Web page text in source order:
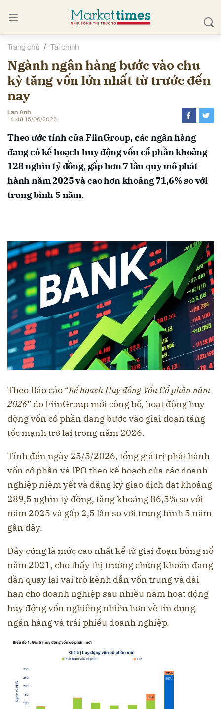
Trang chủ Tài chính
Ngành ngân hàng bước vào chu
kỳ tăng vốn lớn nhất từ trước đến
nay
Lan Anh
14:48 15/06/2026
Theo ước tính của FiinGroup, các ngân hàng
đang có kế hoạch huy động vốn cổ phần khoảng
128 nghìn tỷ đồng, gấp hơn 7 lần quy mô phát
hành năm 2025 và cao hơn khoảng 71,6% so với
trung bình 5 năm.
Theo Báo cáo “Kế hoạch Huy động Vốn Cổ phần năm
2026” do FiinGroup mới công bố, hoạt động huy
động vốn cổ phần đang bước vào giai đoạn tăng
tốc mạnh trở lại trong năm 2026.
Tính đến ngày 25/5/2026, tổng giá trị phát hành
vốn cổ phần và IPO theo kế hoạch của các doanh
nghiệp niêm yết và đăng ký giao dịch đạt khoảng
289,5 nghìn tỷ đồng, tăng khoảng 86,5% so với
năm 2025 và gấp 2,5 lần so với trung bình 5 năm
gần đây.
Đây cũng là mức cao nhất kể từ giai đoạn bùng nổ
năm 2021, cho thấy thị trường chứng khoán đang
dần quay lại vai trò kênh dẫn vốn trung và dài
hạn cho doanh nghiệp sau nhiều năm hoạt động
huy động vốn nghiêng nhiều hơn về tín dụng
ngân hàng và trái phiếu doanh nghiệp.
luận